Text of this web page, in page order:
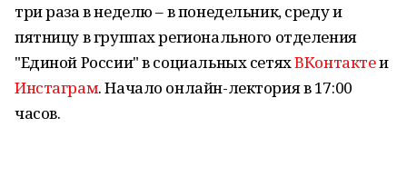
три раза в неделю – в понедельник, среду и
пятницу в группах регионального отделения
"Единой России" в социальных сетяхВКонтактеи
Инстаграм. Начало онлайн-лектория в 17:00
часов.